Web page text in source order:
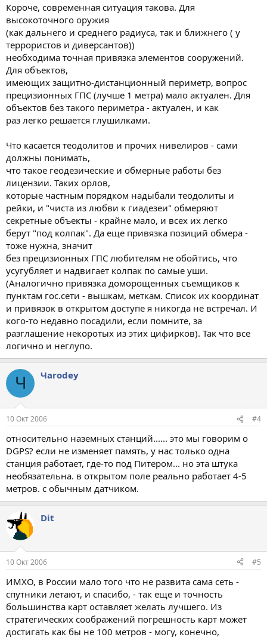
Короче, современная ситуация такова. Для
высокоточного оружия
(как дальнего и среднего радиуса, так и ближнего ( у
террористов и диверсантов))
необходима точная привязка элементов сооружений.
Для объектов,
имеющих защитно-дистанционный периметр, вопрос
прецизионных ГПС (лучше 1 метра) мало актуален. Для
объектов без такого периметра - актуален, и как
раз легко решается глушилками.
Что касается теодолитов и прочих нивелиров - сами
должны понимать,
что такое геодезические и обмерные работы без
лицензии. Таких орлов,
которые частным порядком надыбали теодолиты и
рейки, и "чиста из любви к гиадезеи" обмеряют
секретные объекты - крайне мало, и всех их легко
берут "под колпак". Да еще привязка позиций обмера -
тоже нужна, значит
без прецизионных ГПС любителям не обойтись, что
усугубляет и надвигает колпак по самые уши.
(Аналогично привязка доморощенных съемщиков к
пунктам гос.сети - вышкам, меткам. Список их координат
и привязок в открытом доступе я никогда не встречал. И
кого-то недавно посадили, если помните, за
разглашение некоротых из этих цифирков). Так что все
логично и неглупо.
Ч Чarodey
10 Окт 2006 #4
относительно наземных станций...... это мы говорим о
DGPS? если не изменяет память, у нас только одна
станция работает, где-то под Питером... но эта штука
необязательна. в открытом поле реально работает 4-5
метров. с обычным датчиком.
Dit
10 Окт 2006 #5
ИМХО, в России мало того что не развита сама сеть -
спутники летают, и спасибо, - так еще и точность
большинства карт оставляет желать лучшего. Из
стратегических соображений погрешность карт может
достигать как бы не 100 метров - могу, конечно,